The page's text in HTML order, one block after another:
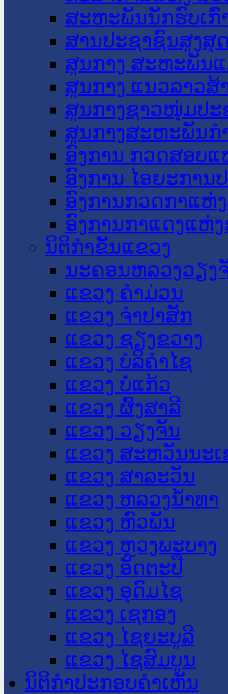
ສະຫະພັນນັກຮົບເກົ່
ສານປະຊາຊົນສູງສຸ
ສູນກາງ ສະຫະພັນ
ສູນກາງ ແນວລາວສ້
ສູນກາງຊາວໜຸ່ມປະ
ສູນກາງສະຫະພັນກ
ອົງການ ກວດສອບແ
ອົງການ ໄອຍະການ
ອົງການກວດກາແຫ່
ອົງການກາແດງແຫ່
ນິຕິກໍາຂັ້ນແຂວງ
ນະ​ຄອນ​ຫລວງວຽງ
ແຂວງ ຄໍາມ່ວນ
ແຂວງ ຈໍາປາສັກ
ແຂວງ ຊຽງຂວາງ
ແຂວງ ບໍລິຄໍາໄຊ
ແຂວງ ບໍ່ແກ້ວ
ແຂວງ ຜົ້ງສາລີ
ແຂວງ ວຽງຈັນ
ແຂວງ ສະຫວັນນະ
ແຂວງ ສາລະວັນ
ແຂວງ ຫລວງນໍ້າທາ
ແຂວງ ຫົວພັນ
ແຂວງ ຫຼວງພະບາງ
ແຂວງ ອັດຕະປື
ແຂວງ ອຸດົມໄຊ
ແຂວງ ເຊກອງ
ແຂວງ ໄຊຍະບູລີ
ແຂວງ ໄຊສົມບູນ
ນິຕິກໍາປະກອບຄໍາເຫັນ